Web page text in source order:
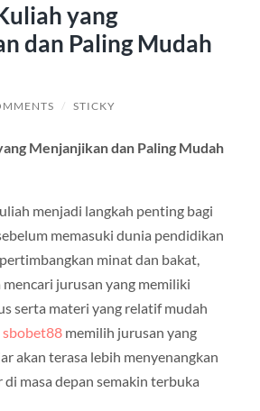
yang
dan Paling Mudah
/ STICKY
Menjanjikan dan Paling Mudah
menjadi langkah penting bagi
memasuki dunia pendidikan
minat dan bakat,
jurusan yang memiliki
serta materi yang relatif mudah
sbobet88memilih jurusan yang
akan terasa lebih menyenangkan
masa depan semakin terbuka